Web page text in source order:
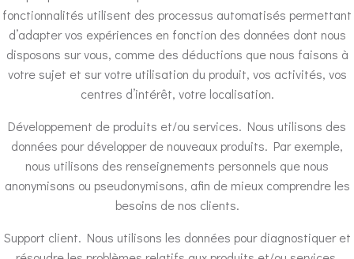
fonctionnalités utilisent des processus automatisés permettant
d’adapter vos expériences en fonction des données dont nous
disposons sur vous, comme des déductions que nous faisons à
votre sujet et sur votre utilisation du produit, vos activités, vos
centres d’intérêt, votre localisation.
Développement de produits et/ou services. Nous utilisons des
données pour développer de nouveaux produits. Par exemple,
nous utilisons des renseignements personnels que nous
anonymisons ou pseudonymisons, afin de mieux comprendre les
besoins de nos clients.
Support client. Nous utilisons les données pour diagnostiquer et